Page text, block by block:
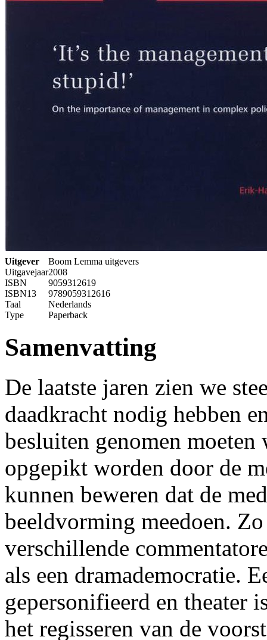
Uitgever
Boom Lemma uitgevers
Uitgavejaar2008
ISBN
9059312619
ISBN13
9789059312616
Taal
Nederlands
Type
Paperback
Samenvatting
De laatste jaren zien we
daadkracht nodig hebben
besluiten genomen
opgepikt worden door de
kunnen beweren dat de
beeldvorming meedoen.
verschillende
als een dramademocratie.
gepersonifieerd en theater
het regisseren van de